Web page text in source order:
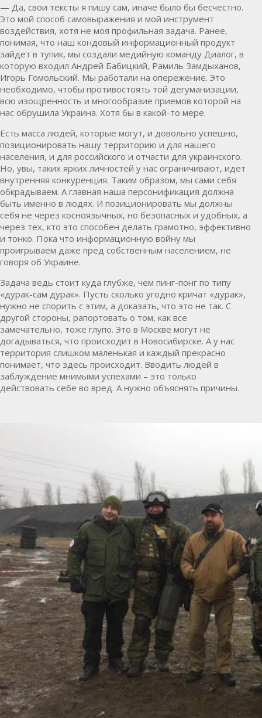
— Да, свои тексты я пишу сам, иначе было бы бесчестно.
Это мой способ самовыражения и мой инструмент
воздействия, хотя не моя профильная задача. Ранее,
понимая, что наш кондовый информационный продукт
зайдет в тупик, мы создали медийную команду Диалог, в
которую входил Андрей Бабицкий, Рамиль Замдыханов,
Игорь Гомольский. Мы работали на опережение. Это
необходимо, чтобы противостоять той дегуманизации,
всю изощренность и многообразие приемов которой на
нас обрушила Украина. Хотя бы в какой-то мере.
Есть масса людей, которые могут, и довольно успешно,
позиционировать нашу территорию и для нашего
населения, и для российского и отчасти для украинского.
Но, увы, таких ярких личностей у нас ограничивают, идет
внутренняя конкуренция. Таким образом, мы сами себя
обкрадываем. А главная наша персонификация должна
быть именно в людях. И позиционировать мы должны
себя не через косноязычных, но безопасных и удобных, а
через тех, кто это способен делать грамотно, эффективно
и тонко. Пока что информационную войну мы
проигрываем даже пред собственным населением, не
говоря об Украине.
Задача ведь стоит куда глубже, чем пинг-понг по типу
«дурак-сам дурак». Пусть сколько угодно кричат «дурак»,
нужно не спорить с этим, а доказать, что это не так. С
другой стороны, рапортовать о том, как все
замечательно, тоже глупо. Это в Москве могут не
догадываться, что происходит в Новосибирске. А у нас
территория слишком маленькая и каждый прекрасно
понимает, что здесь происходит. Вводить людей в
заблуждение мнимыми успехами – это только
действовать себе во вред. А нужно объяснять причины.